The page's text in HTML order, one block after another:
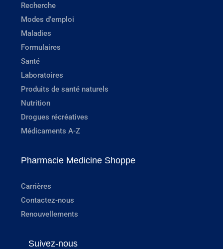
Recherche
Modes d'emploi
Maladies
Formulaires
Santé
Laboratoires
Produits de santé naturels
Nutrition
Drogues récréatives
Médicaments A-Z
Pharmacie Medicine Shoppe
Carrières
Contactez-nous
Renouvellements
Suivez-nous